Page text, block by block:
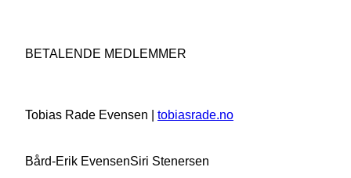
BETALENDE MEDLEMMER
Tobias Rade Evensen | tobiasrade.no
Bård-Erik EvensenSiri Stenersen